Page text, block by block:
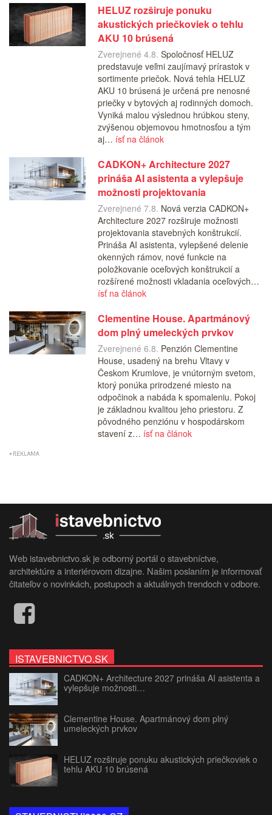
HELUZ rozširuje ponuku
akustických priečkoviek o tehlu
AKU 10 brúsená
Zverejnené 4.8. Spoločnosť HELUZ
predstavuje veľmi zaujímavý prírastok v
sortimente priečok. Nová tehla HELUZ
AKU 10 brúsená je určená pre nenosné
priečky v bytových aj rodinných domoch.
Vyniká malou výslednou hrúbkou steny,
zvýšenou objemovou hmotnosťou a tým
aj… ísť na článok
CADKON+ Architecture 2027
prináša AI asistenta a vylepšuje
možnosti projektovania
Zverejnené 7.8. Nová verzia CADKON+
Architecture 2027 rozširuje možnosti
projektovania stavebných konštrukcií.
Prináša AI asistenta, vylepšené delenie
okenných rámov, nové funkcie na
položkovanie oceľových konštrukcií a
rozšírené možnosti vkladania oceľových…
ísť na článok
Clementine House. Apartmánový
dom plný umeleckých prvkov
Zverejnené 6.8. Penzión Clementine
House, usadený na brehu Vltavy v
Českom Krumlove, je vnútorným svetom,
ktorý ponúka prirodzené miesto na
odpočinok a nabáda k spomaleniu. Pokoj
je základnou kvalitou jeho priestoru. Z
pôvodného penziónu v hospodárskom
stavení z… ísť na článok
Web istavebnictvo.sk je odborný portál o stavebníctve,
architektúre a interiérovom dizajne. Našim poslaním je informovať
čitateľov o novinkách, postupoch a aktuálnych trendoch v odbore.
ISTAVEBNICTVO.SK
CADKON+ Architecture 2027 prináša AI asistenta a
vylepšuje možnosti…
Clementine House. Apartmánový dom plný
umeleckých prvkov
HELUZ rozširuje ponuku akustických priečkoviek o
tehlu AKU 10 brúsená